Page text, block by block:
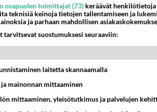
01-02 20:55:41
sitten kun Kehä I:llä ajoi yöllä, niin
rajalle sai ajaa pysähtymättä kun
paljon.
osapuolen toimittajat (73) keräävät
teknisiä keinoja tietojen tallentamiseen ja
ja parhaan mahdollisen
tarvitsevat suostumuksesi seuraaviin:
laitetta skannaamalla
mainonnan mittaaminen
mittaaminen, yleisötutkimus ja palvelujen